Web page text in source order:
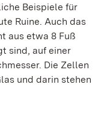
Beispiele für
Ruine. Auch das
aus etwa 8 Fuß
sind, auf einer
Die Zellen
und darin stehen